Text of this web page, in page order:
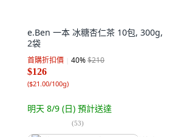
e.Ben 一本 冰糖杏仁茶 10包, 300g,
2袋
首購折扣價 40%$210
$126
($21.00/100g)
明天 8/9 (日) 預計送達
(53)